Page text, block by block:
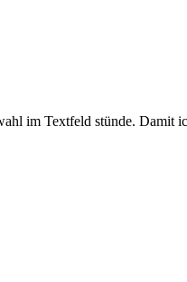
im Textfeld stünde. Damit